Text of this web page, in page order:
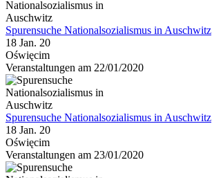
Spurensuche Nationalsozialismus in Auschwitz
18 Jan. 20
Oświęcim
Veranstaltungen am 22/01/2020
Spurensuche Nationalsozialismus in Auschwitz
18 Jan. 20
Oświęcim
Veranstaltungen am 23/01/2020